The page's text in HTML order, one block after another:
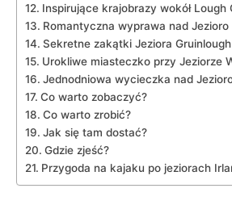
Inspirujące krajobrazy wokół ​Lough
Romantyczna wyprawa nad Jezioro
Sekretne zakątki Jeziora ⁢Gruinlough
Urokliwe miasteczko przy Jeziorze
Jednodniowa wycieczka nad
Co warto zobaczyć?
Co warto zrobić?
Jak się tam dostać?
Gdzie zjeść?
Przygoda na kajaku po jeziorach